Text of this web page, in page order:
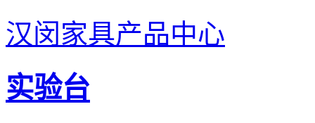
汉闵家具产品中心
实验台